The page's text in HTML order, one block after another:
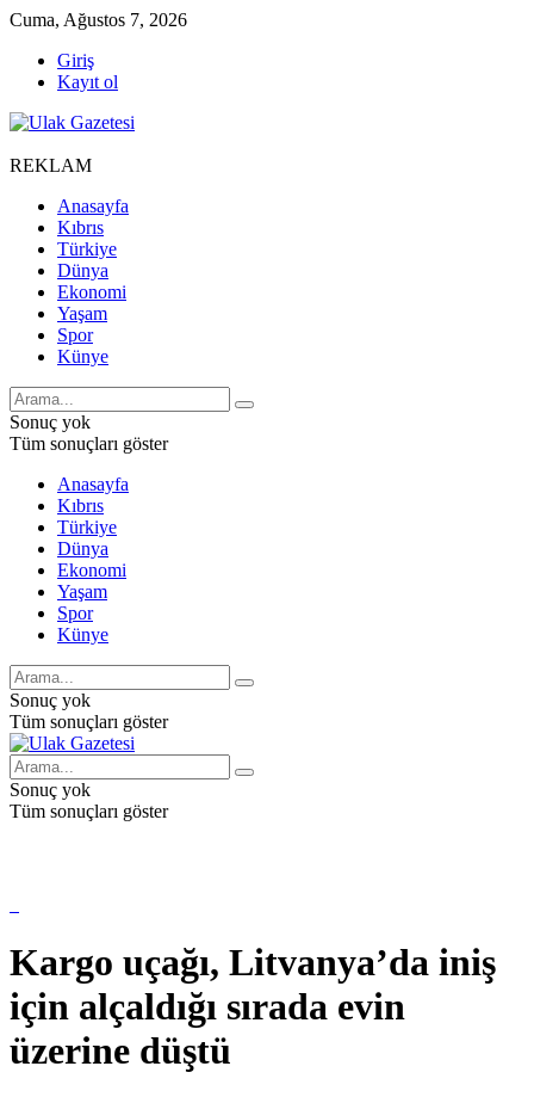
Cuma, Ağustos 7, 2026
Giriş
Kayıt ol
REKLAM
Anasayfa
Kıbrıs
Türkiye
Dünya
Ekonomi
Yaşam
Spor
Künye
Sonuç yok
Tüm sonuçları göster
Anasayfa
Kıbrıs
Türkiye
Dünya
Ekonomi
Yaşam
Spor
Künye
Sonuç yok
Tüm sonuçları göster
Sonuç yok
Tüm sonuçları göster
Kargo uçağı, Litvanya’da iniş
için alçaldığı sırada evin
üzerine düştü